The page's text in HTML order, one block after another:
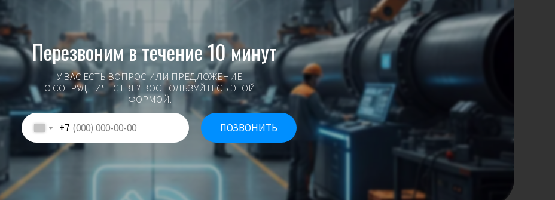
У ВАС ЕСТЬ ВОПРОС ИЛИ ПРЕДЛОЖЕНИЕ
О СОТРУДНИЧЕСТВЕ? ВОСПОЛЬЗУЙТЕСЬ ЭТОЙ
ФОРМОЙ.
Перезвоним в течение 10 минут
+7 ПОЗВОНИТЬ